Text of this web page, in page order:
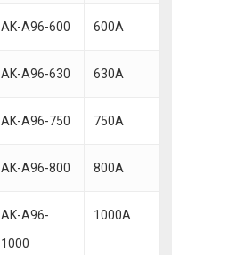
AK-A96-600 600A
AK-A96-630 630A
AK-A96-750 750A
AK-A96-800 800A
AK-A96-
1000
1000A